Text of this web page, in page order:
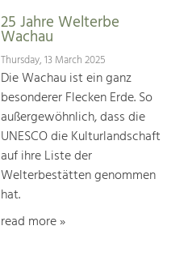
25 Jahre Welterbe
Wachau
Thursday, 13 March 2025
Die Wachau ist ein ganz
besonderer Flecken Erde. So
außergewöhnlich, dass die
UNESCO die Kulturlandschaft
auf ihre Liste der
Welterbestätten genommen
hat.
read more »